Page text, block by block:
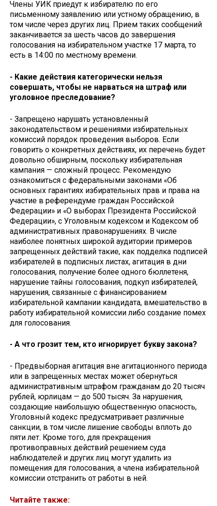
Члены УИК приедут к избирателю по его
письменному заявлению или устному обращению, в
том числе через других лиц. Прием таких сообщений
заканчивается за шесть часов до завершения
голосования на избирательном участке 17 марта, то
есть в 14:00 по местному времени.
- Какие действия категорически нельзя
совершать, чтобы не нарваться на штраф или
уголовное преследование?
- Запрещено нарушать установленный
законодательством и решениями избирательных
комиссий порядок проведения выборов. Если
говорить о конкретных действиях, их перечень будет
довольно обширным, поскольку избирательная
кампания — сложный процесс. Рекомендую
ознакомиться с федеральными законами «Об
основных гарантиях избирательных прав и права на
участие в референдуме граждан Российской
Федерации» и «О выборах Президента Российской
Федерации», с Уголовным кодексом и Кодексом об
административных правонарушениях. В числе
наиболее понятных широкой аудитории примеров
запрещенных действий такие, как подделка подписей
избирателей в подписных листах, агитация в дни
голосования, получение более одного бюллетеня,
нарушение тайны голосования, подкуп избирателей,
нарушения, связанные с финансированием
избирательной кампании кандидата, вмешательство в
работу избирательной комиссии либо создание помех
для голосования.
- А что грозит тем, кто игнорирует букву закона?
- Предвыборная агитация вне агитационного периода
или в запрещенных местах может обернуться
административным штрафом гражданам до 20 тысяч
рублей, юрлицам — до 500 тысяч. За нарушения,
создающие наибольшую общественную опасность,
Уголовный кодекс предусматривает различные
санкции, в том числе лишение свободы вплоть до
пяти лет. Кроме того, для прекращения
противоправных действий решением суда
наблюдателей и других лиц могут удалить из
помещения для голосования, а члена избирательной
комиссии отстранить от работы в ней.
Читайте также: